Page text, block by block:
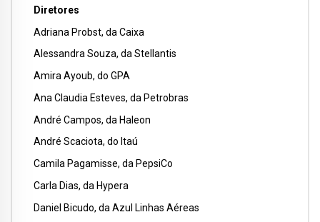
Diretores
Adriana Probst, da Caixa
Alessandra Souza, da Stellantis
Amira Ayoub, do GPA
Ana Claudia Esteves, da Petrobras
André Campos, da Haleon
André Scaciota, do Itaú
Camila Pagamisse, da PepsiCo
Carla Dias, da Hypera
Daniel Bicudo, da Azul Linhas Aéreas